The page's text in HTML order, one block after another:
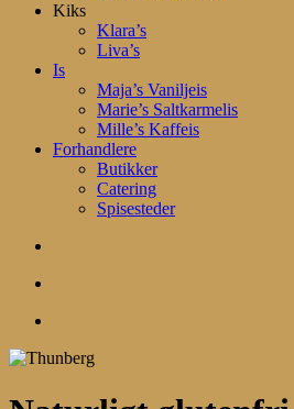
Kiks
Klara’s
Liva’s
Is
Maja’s Vaniljeis
Marie’s Saltkarmelis
Mille’s Kaffeis
Forhandlere
Butikker
Catering
Spisesteder